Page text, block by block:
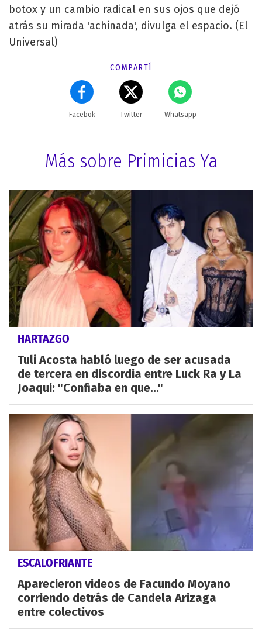
botox y un cambio radical en sus ojos que dejó
atrás su mirada 'achinada', divulga el espacio. (El
Universal)
COMPARTÍ
Facebok Twitter Whatsapp
Más sobre Primicias Ya
HARTAZGO
Tuli Acosta habló luego de ser acusada
de tercera en discordia entre Luck Ra y La
Joaqui: "Confiaba en que..."
ESCALOFRIANTE
Aparecieron videos de Facundo Moyano
corriendo detrás de Candela Arizaga
entre colectivos